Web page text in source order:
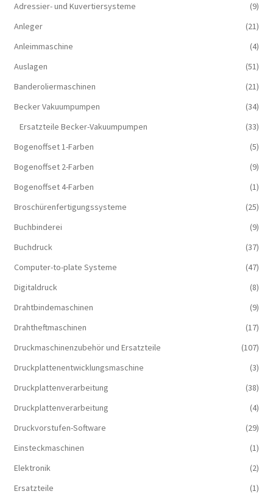
Adressier- und Kuvertiersysteme
(9)
Anleger
(21)
Anleimmaschine
(4)
Auslagen
(51)
Banderoliermaschinen
(21)
Becker Vakuumpumpen
(34)
Ersatzteile Becker-Vakuumpumpen
(33)
Bogenoffset 1-Farben
(5)
Bogenoffset 2-Farben
(9)
Bogenoffset 4-Farben
(1)
Broschürenfertigungssysteme
(25)
Buchbinderei
(9)
Buchdruck
(37)
Computer-to-plate Systeme
(47)
Digitaldruck
(8)
Drahtbindemaschinen
(9)
Drahtheftmaschinen
(17)
Druckmaschinenzubehör und Ersatzteile
(107)
Druckplattenentwicklungsmaschine
(3)
Druckplattenverarbeitung
(38)
Druckplattenverarbeitung
(4)
Druckvorstufen-Software
(29)
Einsteckmaschinen
(1)
Elektronik
(2)
Ersatzteile
(1)